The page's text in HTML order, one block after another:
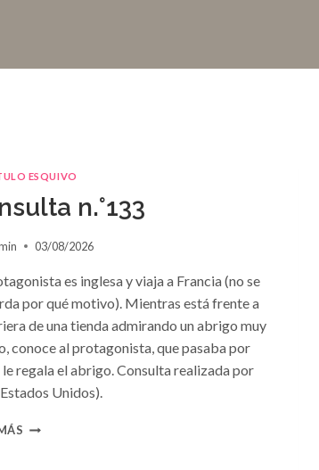
ESQUIVO
n.°133
03/08/2026
es inglesa y viaja a Francia (no se
por qué motivo). Mientras está frente a
de una tienda admirando un abrigo muy
conoce al protagonista, que pasaba por
le regala el abrigo. Consulta realizada por
Unidos).
CONSULTA